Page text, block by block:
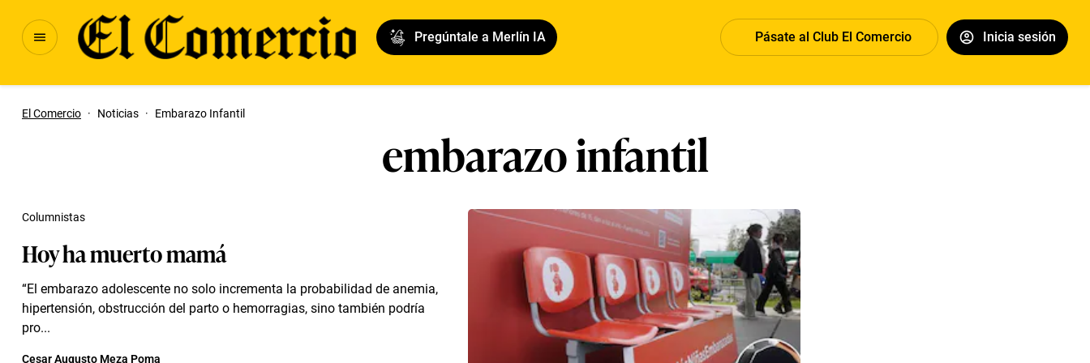
Pregúntale a Merlín IA Pásate al Club El Comercio Inicia sesión
El Comercio · Noticias · Embarazo Infantil
embarazo infantil
Hoy ha muerto mamá
“El embarazo adolescente no solo incrementa la probabilidad de anemia,
hipertensión, obstrucción del parto o hemorragias, sino también podría
pro...
Columnistas
Cesar Augusto Meza Poma